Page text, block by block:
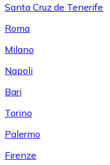
Santa Cruz de Tenerife
Roma
Milano
Napoli
Bari
Torino
Palermo
Firenze